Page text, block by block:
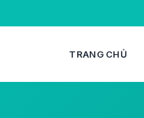
TRANG CHỦ